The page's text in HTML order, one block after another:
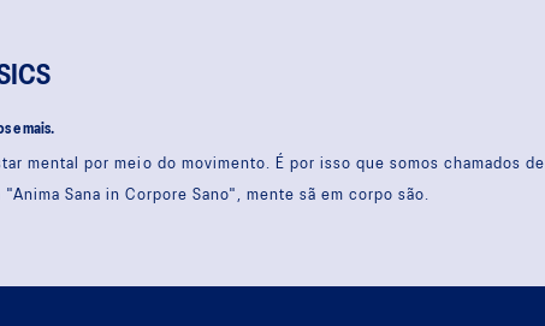
e mais.
mental por meio do movimento. É por isso que somos chamados de
Sana in Corpore Sano", mente sã em corpo são.